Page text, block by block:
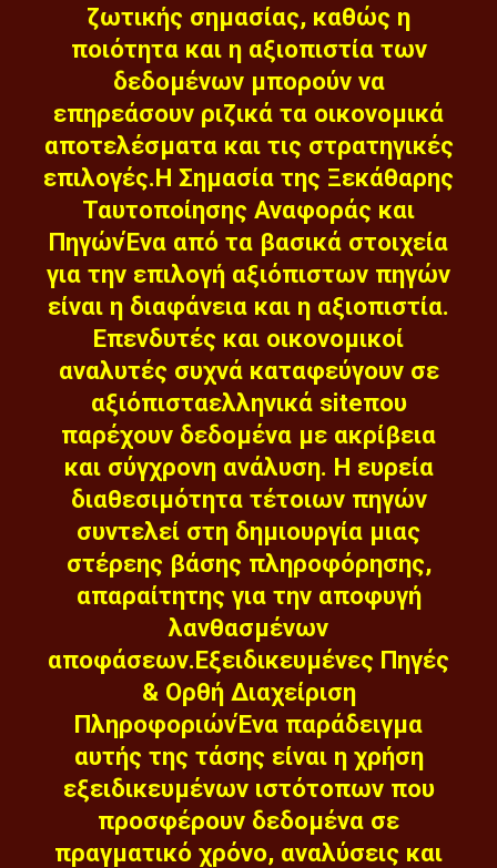
ζωτικής σημασίας, καθώς η
ποιότητα και η αξιοπιστία των
δεδομένων μπορούν να
επηρεάσουν ριζικά τα οικονομικά
αποτελέσματα και τις στρατηγικές
επιλογές.Η Σημασία της Ξεκάθαρης
Ταυτοποίησης Αναφοράς και
ΠηγώνΈνα από τα βασικά στοιχεία
για την επιλογή αξιόπιστων πηγών
είναι η διαφάνεια και η αξιοπιστία.
Επενδυτές και οικονομικοί
αναλυτές συχνά καταφεύγουν σε
αξιόπισταελληνικά siteπου
παρέχουν δεδομένα με ακρίβεια
και σύγχρονη ανάλυση. Η ευρεία
διαθεσιμότητα τέτοιων πηγών
συντελεί στη δημιουργία μιας
στέρεης βάσης πληροφόρησης,
απαραίτητης για την αποφυγή
λανθασμένων
αποφάσεων.Εξειδικευμένες Πηγές
& Ορθή Διαχείριση
ΠληροφοριώνΈνα παράδειγμα
αυτής της τάσης είναι η χρήση
εξειδικευμένων ιστότοπων που
προσφέρουν δεδομένα σε
πραγματικό χρόνο, αναλύσεις και